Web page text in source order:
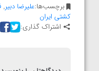
برچسب‌ها:علیرضا دبیر,
کشتی ایران
اشتراک گذاری: